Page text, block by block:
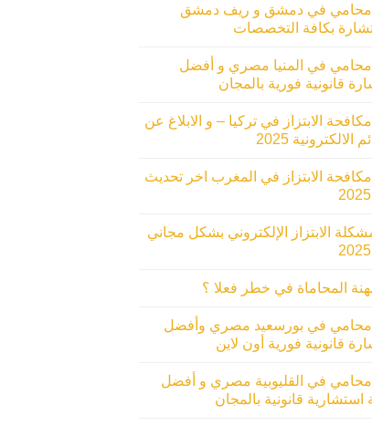
محامي في دمشق و ريف دمشق
بكافة التخصصات
في المنيا مصري و أفضل
قانونية فورية بالمجان
الابتزاز في تركيا – و الابلاغ عن
الالكترونية 2025
الابتزاز في المغرب اخر تحديث
الابتزاز الإلكتروني بشكل مجاني
المحاماة في خطر فعلا ؟
في بورسعيد مصري وأفضل
قانونية فورية أون لاين
في القليوبية مصري و أفضل
قانونية بالمجان